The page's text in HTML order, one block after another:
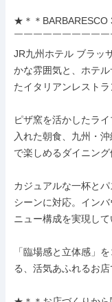
★＊＊
￣￣￣￣￣￣￣￣￣
JR九州ホテル ブラッ
かな雰囲気と、ホテ
たイタリアンレストラ
ピザ窯を活かしたラ
入れた朝食、九州・
で楽しめるダイニング
カジュアルな一杯と
シーンに対応。イン
ニュー構成を実現して
「臨場感と立体感」
る、活気あふれるお店